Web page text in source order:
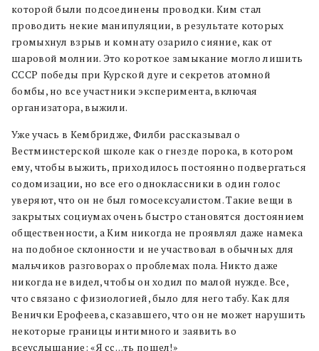
которой были подсоединены проводки. Ким стал
проводить некие манипуляции, в результате которых
громыхнул взрыв и комнату озарило сияние, как от
шаровой молнии. Это короткое замыкание могло лишить
СССР победы при Курской дуге и секретов атомной
бомбы, но все участники эксперимента, включая
организатора, выжили.
Уже учась в Кембридже, Филби рассказывал о
Вестминстерской школе как о гнезде порока, в котором
ему, чтобы выжить, приходилось постоянно подвергаться
содомизации, но все его одноклассники в один голос
уверяют, что он не был гомосексуалистом. Такие вещи в
закрытых социумах очень быстро становятся достоянием
общественности, а Ким никогда не проявлял даже намека
на подобное склонности и не участвовал в обычных для
мальчиков разговорах о проблемах пола. Никто даже
никогда не видел, чтобы он ходил по малой нужде. Все,
что связано с физиологией, было для него табу. Как для
Венички Ерофеева, сказавшего, что он не может нарушить
некоторые границы интимного и заявить во
всеуслышание: «Я сс…ть пошел!»